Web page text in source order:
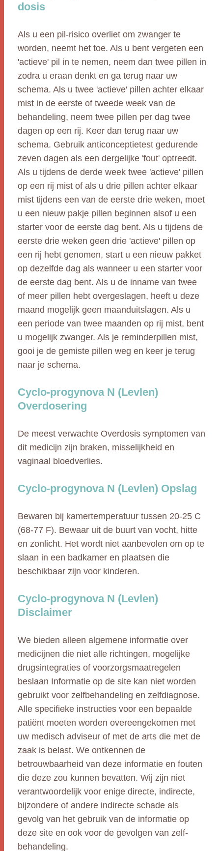
dosis
Als u een pil-risico overliet om zwanger te
worden, neemt het toe. Als u bent vergeten een
'actieve' pil in te nemen, neem dan twee pillen in
zodra u eraan denkt en ga terug naar uw
schema. Als u twee 'actieve' pillen achter elkaar
mist in de eerste of tweede week van de
behandeling, neem twee pillen per dag twee
dagen op een rij. Keer dan terug naar uw
schema. Gebruik anticonceptietest gedurende
zeven dagen als een dergelijke 'fout' optreedt.
Als u tijdens de derde week twee 'actieve' pillen
op een rij mist of als u drie pillen achter elkaar
mist tijdens een van de eerste drie weken, moet
u een nieuw pakje pillen beginnen alsof u een
starter voor de eerste dag bent. Als u tijdens de
eerste drie weken geen drie 'actieve' pillen op
een rij hebt genomen, start u een nieuw pakket
op dezelfde dag als wanneer u een starter voor
de eerste dag bent. Als u de inname van twee
of meer pillen hebt overgeslagen, heeft u deze
maand mogelijk geen maanduitslagen. Als u
een periode van twee maanden op rij mist, bent
u mogelijk zwanger. Als je reminderpillen mist,
gooi je de gemiste pillen weg en keer je terug
naar je schema.
Cyclo-progynova N (Levlen)
Overdosering
De meest verwachte Overdosis symptomen van
dit medicijn zijn braken, misselijkheid en
vaginaal bloedverlies.
Cyclo-progynova N (Levlen) Opslag
Bewaren bij kamertemperatuur tussen 20-25 C
(68-77 F). Bewaar uit de buurt van vocht, hitte
en zonlicht. Het wordt niet aanbevolen om op te
slaan in een badkamer en plaatsen die
beschikbaar zijn voor kinderen.
Cyclo-progynova N (Levlen)
Disclaimer
We bieden alleen algemene informatie over
medicijnen die niet alle richtingen, mogelijke
drugsintegraties of voorzorgsmaatregelen
beslaan Informatie op de site kan niet worden
gebruikt voor zelfbehandeling en zelfdiagnose.
Alle specifieke instructies voor een bepaalde
patiënt moeten worden overeengekomen met
uw medisch adviseur of met de arts die met de
zaak is belast. We ontkennen de
betrouwbaarheid van deze informatie en fouten
die deze zou kunnen bevatten. Wij zijn niet
verantwoordelijk voor enige directe, indirecte,
bijzondere of andere indirecte schade als
gevolg van het gebruik van de informatie op
deze site en ook voor de gevolgen van zelf-
behandeling.